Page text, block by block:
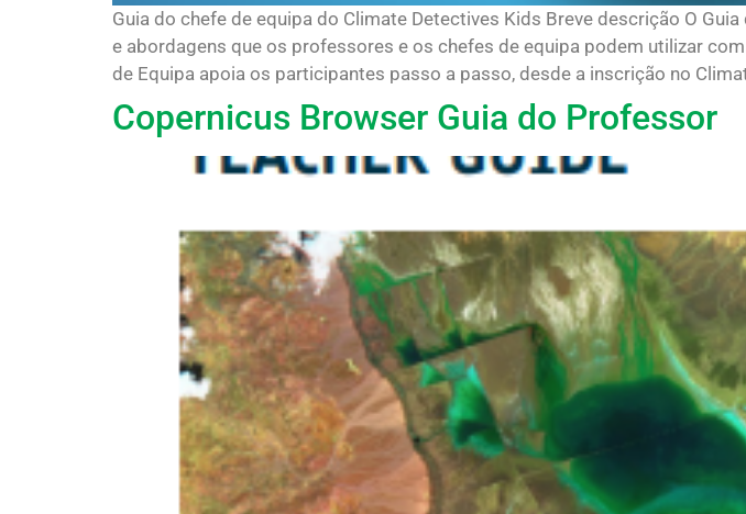
Guia do chefe de equipa do Climate Detectives Kids Breve descrição O
e abordagens que os professores e os chefes de equipa podem utilizar
de Equipa apoia os participantes passo a passo, desde a inscrição no
Copernicus Browser Guia do Professor